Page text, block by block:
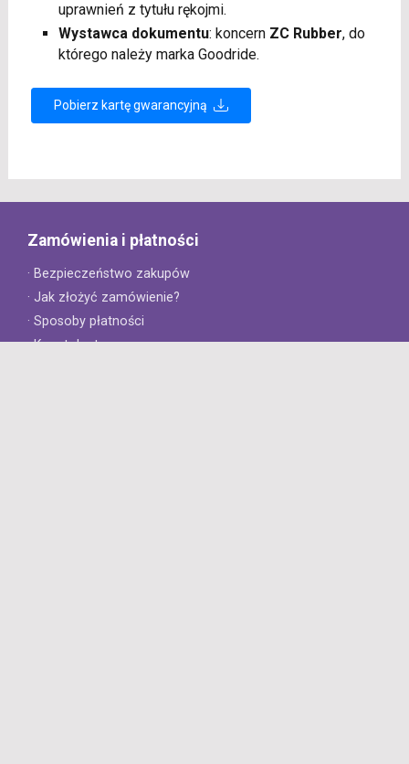
uprawnień z tytułu rękojmi.
Wystawca dokumentu: koncern ZC Rubber, do
którego należy marka Goodride.
Pobierz kartę gwarancyjną
Zamówienia i płatności
· Bezpieczeństwo zakupów
· Jak złożyć zamówienie?
· Sposoby płatności
· Koszt dostawy